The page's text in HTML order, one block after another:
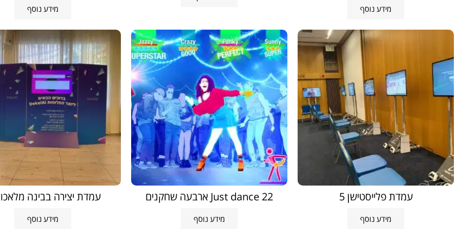
מידע נוסף
מידע נוסף
עמדת פלייסטישן 5
מידע נוסף
Just dance 22 ארבעה שחקנים
מידע נוסף
עמדת יצירה בבינה
מידע נוסף